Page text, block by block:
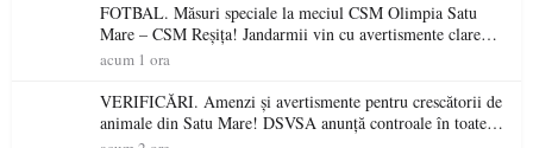
FOTBAL. Măsuri speciale la meciul CSM Olimpia Satu
Mare – CSM Reșița! Jandarmii vin cu avertismente clare
pentru suporteri
acum 1 ora
VERIFICĂRI. Amenzi și avertismente pentru crescătorii de
animale din Satu Mare! DSVSA anunță controale în toate